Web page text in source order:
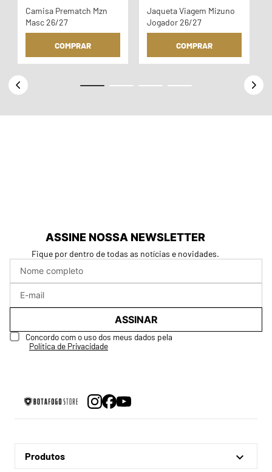
Camisa Prematch Mzn
Masc 26/27
COMPRAR
Jaqueta Viagem Mizuno
Jogador 26/27
COMPRAR
ASSINE NOSSA NEWSLETTER
Fique por dentro de todas as notícias e novidades.
ASSINAR
Concordo com o uso dos meus dados pela
Política de Privacidade
Produtos